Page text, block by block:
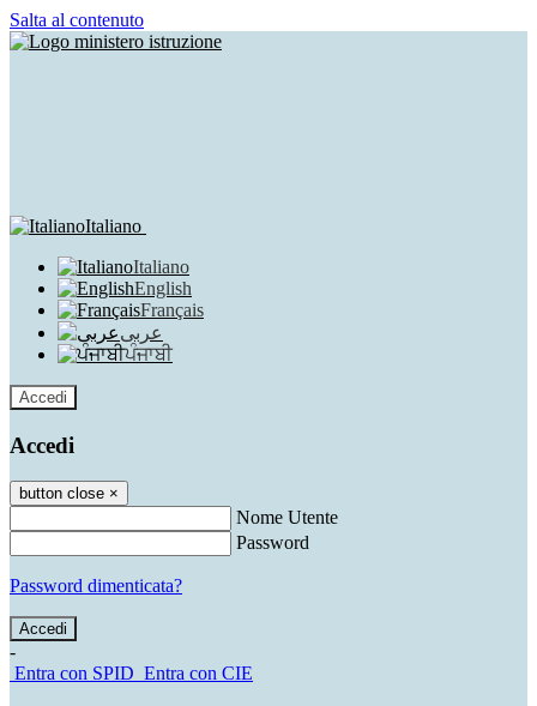
Salta al contenuto
Italiano
Italiano
English
Français
عربى
ਪੰਜਾਬੀ
Accedi
Accedi
button close ×
Nome Utente
Password
Password dimenticata?
-
Entra con SPID Entra con CIE